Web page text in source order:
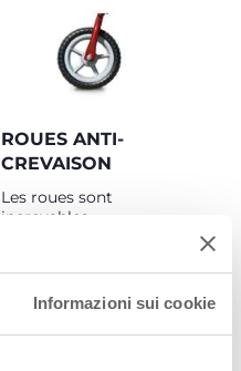
Informazioni sui cookie
ROUES ANTI-
CREVAISON
Les roues sont
increvables.